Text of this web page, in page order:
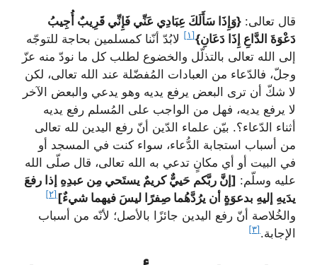
قال تعالى: {وَإِذَا سَأَلَكَ عِبَادِي عَنِّي فَإِنِّي قَرِيبٌ أُجِيبُ
دَعْوَةَ الدَّاعِ إِذَا دَعَانِ}[١]
لابُدّ أنّنا كمسلمين بحاجة للتوجّه
إلى الله تعالى بالتذلّل والخضوع لطلب كل ما نودّ منه عزّ
وجلّ، فالدّعاء من العبادات المُفضّلة عند الله تعالى، لكن
لا شكّ أن ترى البعض يرفع يديه وهو يدعي والبعض الآخر
لا يرفع يديه، فهل من الواجب على المُسلم رفع يديه
أثناء الدّعاء؟. بيّن علماء الدّين أنّ رفع اليدين لله تعالى
من أسباب استجابة الدُّعاء، سواء كنت في المسجد أو
في البيت أو أي مكانٍ تدعي به الله تعالى، قال صلّى الله
عليه وسلّم: [إنَّ ربَّكم حَييٌّ كريمٌ يستَحي مِن عبدِهِ إذا رفعَ
يدَيهِ إليهِ بدعوَةٍ أن يرُدَّهُما صِفرًا ليسَ فيهما شيءٌ] [٢]
والخُلاصة أنّ رفع اليدين جائزًا بالأصل؛ لأنّه من أسباب
الإجابة. [٣]